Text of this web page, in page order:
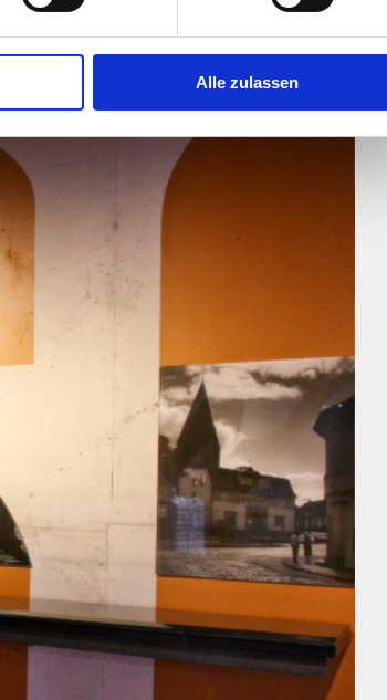
Alle zulassen